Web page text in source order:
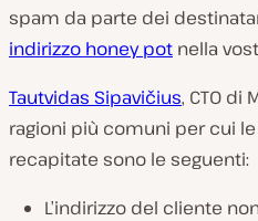
spam da parte dei
indirizzo honey pot nella
Tautvidas Sipavičius, CTO di
ragioni più comuni per cui
recapitate sono le seguenti:
L’indirizzo del cliente